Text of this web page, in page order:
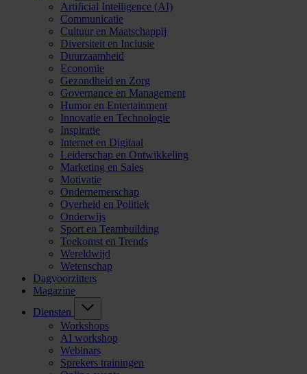
Artificial Intelligence (AI)
Communicatie
Cultuur en Maatschappij
Diversiteit en Inclusie
Duurzaamheid
Economie
Gezondheid en Zorg
Governance en Management
Humor en Entertainment
Innovatie en Technologie
Inspiratie
Internet en Digitaal
Leiderschap en Ontwikkeling
Marketing en Sales
Motivatie
Ondernemerschap
Overheid en Politiek
Onderwijs
Sport en Teambuilding
Toekomst en Trends
Wereldwijd
Wetenschap
Dagvoorzitters
Magazine
Diensten
Workshops
AI workshop
Webinars
Sprekers trainingen